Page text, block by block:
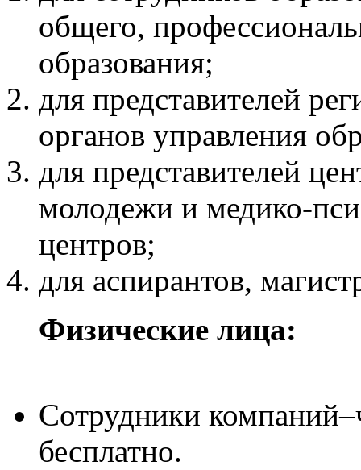
общего,
образования;
для представителей
органов управления
для представителей
молодежи и медико-
центров;
для аспирантов,
Физические лица:
Сотрудники
бесплатно.